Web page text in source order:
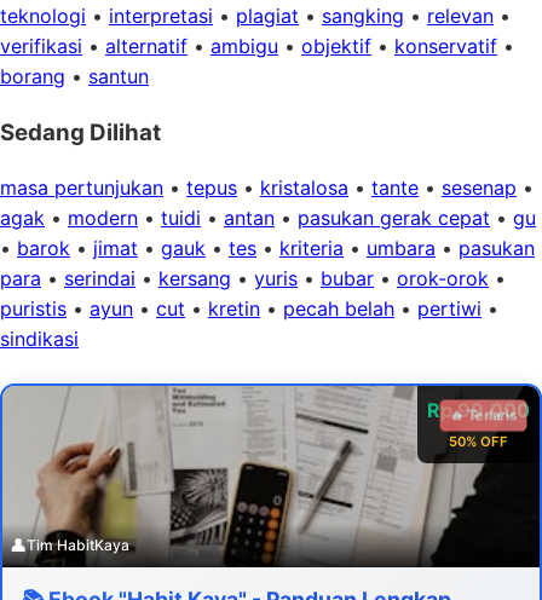
teknologi • interpretasi • plagiat • sangking • relevan •
verifikasi • alternatif • ambigu • objektif • konservatif •
borang • santun
Sedang Dilihat
masa pertunjukan • tepus • kristalosa • tante • sesenap •
agak • modern • tuidi • antan • pasukan gerak cepat • gu
• barok • jimat • gauk • tes • kriteria • umbara • pasukan
para • serindai • kersang • yuris • bubar • orok-orok •
puristis • ayun • cut • kretin • pecah belah • pertiwi •
sindikasi
Rp 99.000
50% OFF
🔥 Terlaris
👤Tim HabitKaya